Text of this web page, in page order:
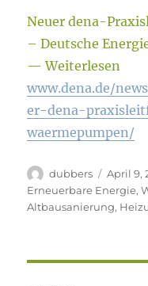
Neuer dena-
– Deutsche
— Weiterlesen
www.dena.de/
er-dena-
waermepumpen/
Autor
dubbers
am
April 9,
Erneuerbare Energie,
Altbausanierung,